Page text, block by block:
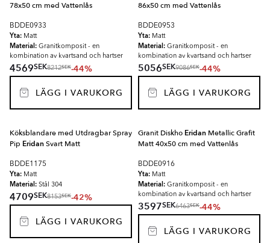
78x50 cm med Vattenlås
BDDE0933
Yta: Matt
Material: Granitkomposit - en
kombination av kvartsand och hartser
4569SEK8212SEK-44%
LÄGG I VARUKORG
86x50 cm med Vattenlås
BDDE0953
Yta: Matt
Material: Granitkomposit - en
kombination av kvartsand och hartser
5056SEK9086SEK-44%
LÄGG I VARUKORG
Köksblandare med Utdragbar Spray
Pip EridanSvart Matt
BDDE1175
Yta: Matt
Material: Stål 304
4709SEK8153SEK-42%
LÄGG I VARUKORG
Granit Diskho Eridan Metallic Grafit
Matt 40x50 cm med Vattenlås
BDDE0916
Yta: Matt
Material: Granitkomposit - en
kombination av kvartsand och hartser
3597SEK6463SEK-44%
LÄGG I VARUKORG